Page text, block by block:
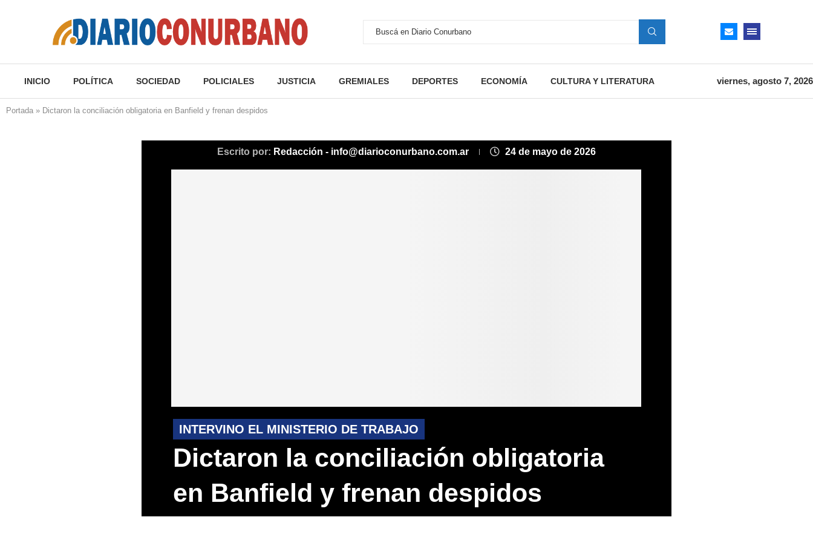
INICIO POLÍTICA SOCIEDAD POLICIALES JUSTICIA GREMIALES DEPORTES ECONOMÍA CULTURA Y LITERATURA viernes, agosto 7, 2026
Portada » Dictaron la conciliación obligatoria en Banfield y frenan despidos
Escrito por: Redacción - info@diarioconurbano.com.ar 24 de mayo de 2026
INTERVINO EL MINISTERIO DE TRABAJO
Dictaron la conciliación obligatoria
en Banfield y frenan despidos